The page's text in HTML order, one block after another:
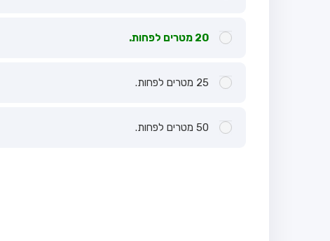
20 מטרים לפחות.
25 מטרים לפחות.
50 מטרים לפחות.